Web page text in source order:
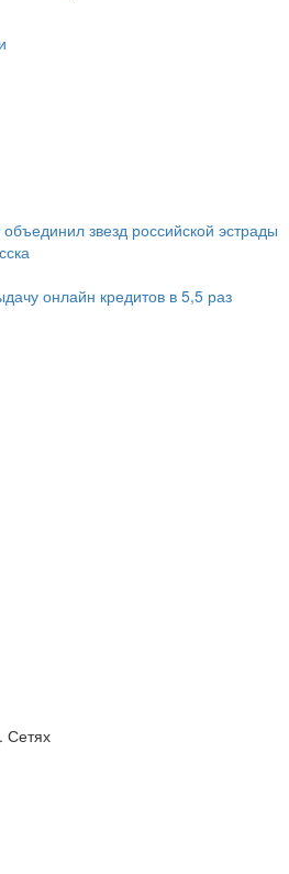
звезд российской эстрады
онлайн кредитов в 5,5 раз
Сетях